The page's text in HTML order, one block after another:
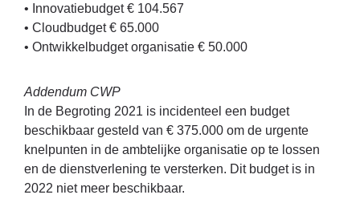
• Innovatiebudget € 104.567
• Cloudbudget € 65.000
• Ontwikkelbudget organisatie € 50.000
Addendum CWP
In de Begroting 2021 is incidenteel een budget
beschikbaar gesteld van € 375.000 om de urgente
knelpunten in de ambtelijke organisatie op te lossen
en de dienstverlening te versterken. Dit budget is in
2022 niet meer beschikbaar.